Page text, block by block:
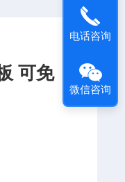
可免
电话咨询
微信咨询